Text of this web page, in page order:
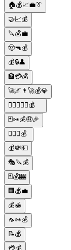
🏠💰📈💼👔
🤝📈💰
🔪💰💼
🤠🔫💰
💰🔒👤
🏦💳💰
🚀🌌👨‍🚀💰💎
🕵️‍♂️🔫🍝🍷💰
🃏👀💰🤑🎉
🕵️‍♀️🔫💰
💰💸💵
🎭🔪💰
🃏💰🎰
🏢💰💼
💰🍯
🦟👀💰
📝💰
💳💰